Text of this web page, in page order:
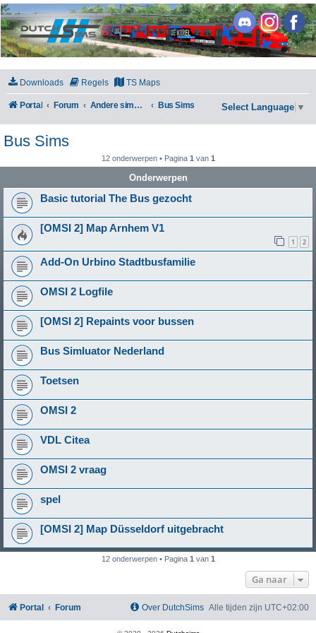
DutchSims
Downloads Regels TS Maps
Portal Forum Andere simulators Bus Sims Select Language ▼
Bus Sims
12 onderwerpen • Pagina 1 van 1
Onderwerpen
Basic tutorial The Bus gezocht
[OMSI 2] Map Arnhem V1
1 2
Add-On Urbino Stadtbusfamilie
OMSI 2 Logfile
[OMSI 2] Repaints voor bussen
Bus Simluator Nederland
Toetsen
OMSI 2
VDL Citea
OMSI 2 vraag
spel
[OMSI 2] Map Düsseldorf uitgebracht
12 onderwerpen • Pagina 1 van 1
Ga naar
Portal Forum Alle tijden zijn UTC+02:00
Over DutchSims